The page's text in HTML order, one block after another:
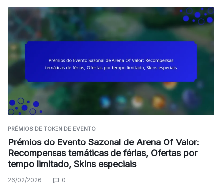
PRÉMIOS DE TOKEN DE EVENTO
Prémios do Evento Sazonal de Arena Of Valor:
Recompensas temáticas de férias, Ofertas por
tempo limitado, Skins especiais
26/02/2026 0